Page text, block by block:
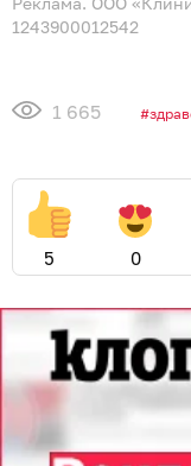
1243900012542
1 665
5 0